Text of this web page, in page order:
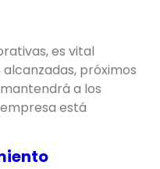
es vital
próximos
a los
está